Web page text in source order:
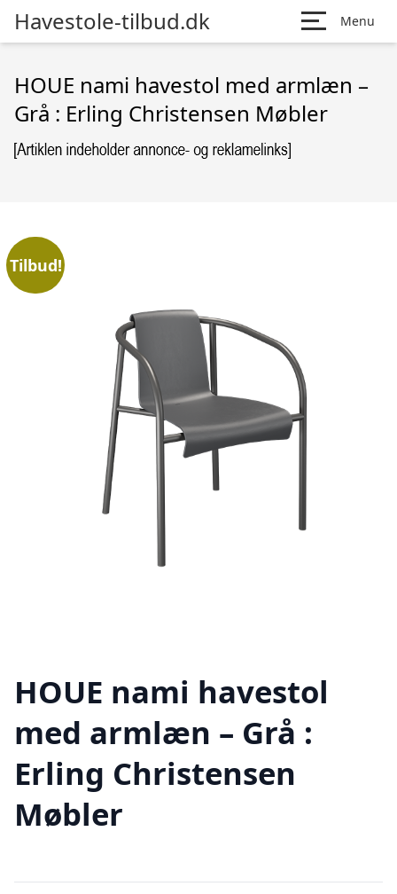
Havestole-tilbud.dk Menu
HOUE nami havestol med armlæn –
Grå : Erling Christensen Møbler
Tilbud!
HOUE nami havestol
med armlæn – Grå :
Erling Christensen
Møbler